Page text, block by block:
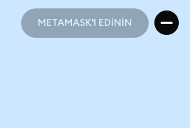
METAMASK'I EDİNİN